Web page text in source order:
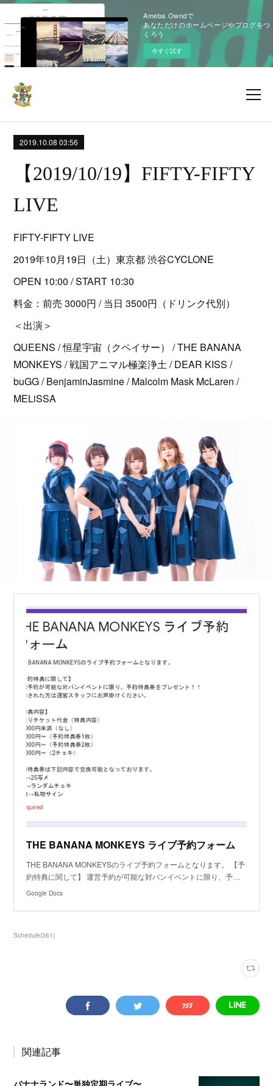
Ameba Owndで
あなただけのホームページやブログをつ
くろう
今すぐ試す
2019.10.08 03:56
【2019/10/19】FIFTY-FIFTY
LIVE
FIFTY-FIFTY LIVE
2019年10月19日（土）東京都 渋谷CYCLONE
OPEN 10:00 / START 10:30
料金：前売 3000円 / 当日 3500円（ドリンク代別）
＜出演＞
QUEENS / 恒星宇宙（クペイサー） / THE BANANA
MONKEYS / 戦国アニマル極楽浄土 / DEAR KISS /
buGG / BenjaminJasmine / Malcolm Mask McLaren /
MELiSSA
THE BANANA MONKEYS ライブ予約フォーム
THE BANANA MONKEYSのライブ予約フォームとなります。 【予
約特典に関して】 運営予約が可能な対バンイベントに限り、予…
Google Docs
Schedule(361)
関連記事
バナナランド〜単独定期ライブ〜